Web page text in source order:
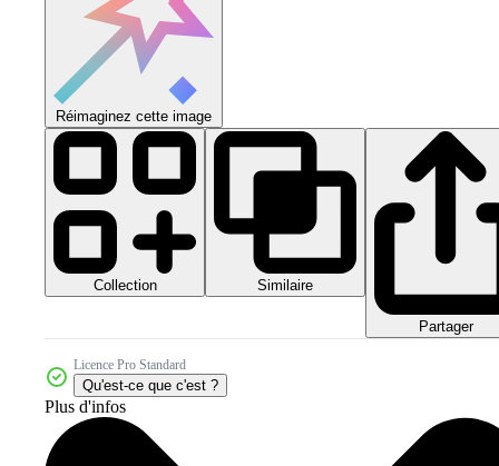
Réimaginez cette image
Collection Similaire
Partager
Licence Pro Standard
Qu'est-ce que c'est ?
Plus d'infos